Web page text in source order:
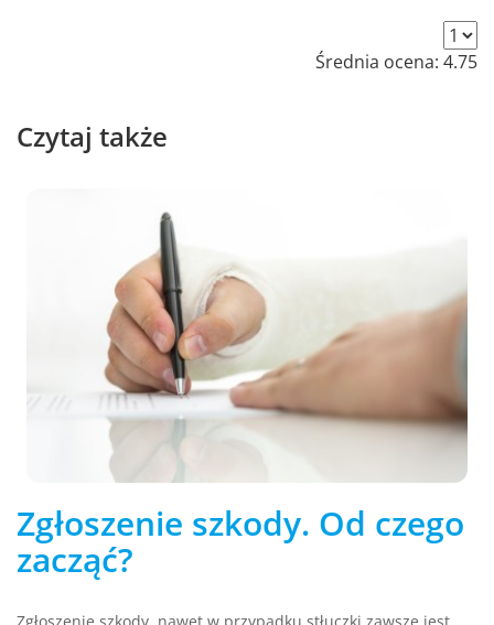
Średnia ocena: 4.75
Czytaj także
Zgłoszenie szkody. Od czego
zacząć?
Zgłoszenie szkody, nawet w przypadku stłuczki zawsze jest